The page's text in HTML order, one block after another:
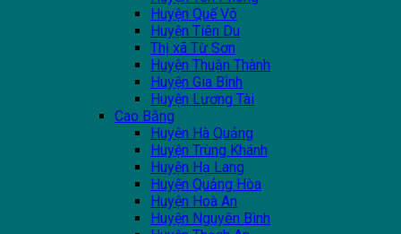
Huyện Quế Võ
Huyện Tiên Du
Thị xã Từ Sơn
Huyện Thuận Thành
Huyện Gia Bình
Huyện Lương Tài
Cao Bằng
Huyện Hà Quảng
Huyện Trùng Khánh
Huyện Hạ Lang
Huyện Quảng Hòa
Huyện Hoà An
Huyện Nguyên Bình